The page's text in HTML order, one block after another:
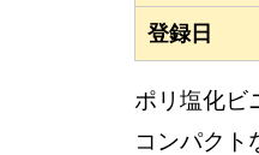
登録日
ポリ塩化ビ
コンパクト